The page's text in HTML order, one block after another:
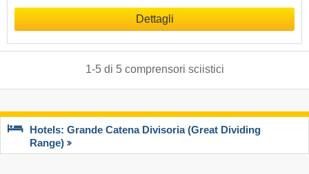
Dettagli
1-5di 5 comprensori sciistici
Hotels: Grande Catena Divisoria (Great Dividing
Range)